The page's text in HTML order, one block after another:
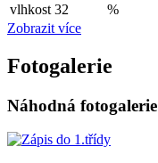
vlhkost 32
%
Zobrazit více
Fotogalerie
Náhodná fotogalerie